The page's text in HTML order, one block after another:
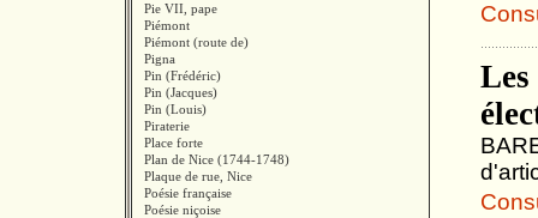
Pie VII, pape
Piémont
Piémont (route de)
Pigna
Pin (Frédéric)
Pin (Jacques)
Pin (Louis)
Piraterie
Place forte
Plan de Nice (1744-1748)
Plaque de rue, Nice
Poésie française
Poésie niçoise